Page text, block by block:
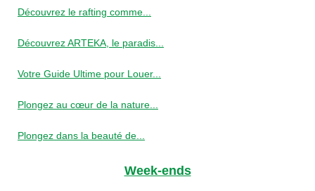
Découvrez le rafting comme...
Découvrez ARTEKA, le paradis...
Votre Guide Ultime pour Louer...
Plongez au cœur de la nature...
Plongez dans la beauté de...
Week-ends